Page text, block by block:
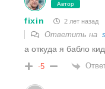
Автор
fixin 2 лет назад
Ответить на
а откуда я бабло
-5